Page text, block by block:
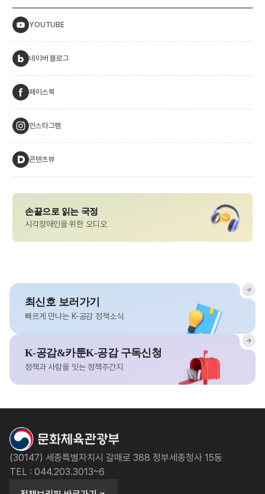
YOUTUBE
네이버 블로그
페이스북
인스타그램
콘텐츠뷰
손끝으로 읽는 국정
시각장애인을 위한 오디오
최신호 보러가기
빠르게 만나는 K-공감 정책소식
K-공감&카툰K-공감 구독신청
정책과 사람을 잇는 정책주간지
(30147) 세종특별자치시 갈매로 388 정부세종청사 15동
TEL : 044.203.3013~6